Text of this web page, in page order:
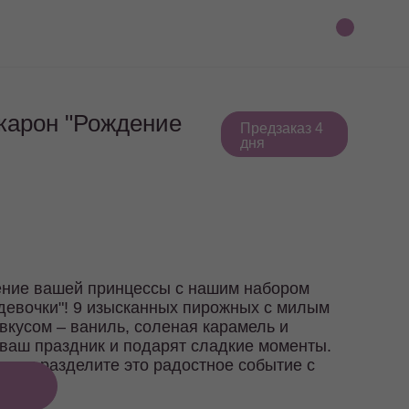
"Рождение
Предзаказ 4
дня
вашей принцессы с нашим набором
9 изысканных пирожных с милым
– ваниль, соленая карамель и
праздник и подарят сладкие моменты.
и разделите это радостное событие с